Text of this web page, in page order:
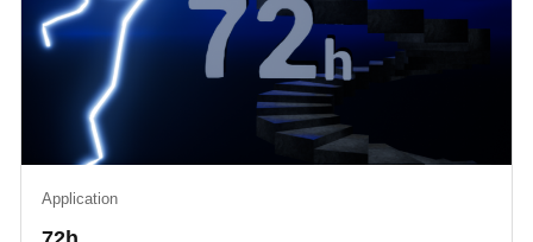
Application